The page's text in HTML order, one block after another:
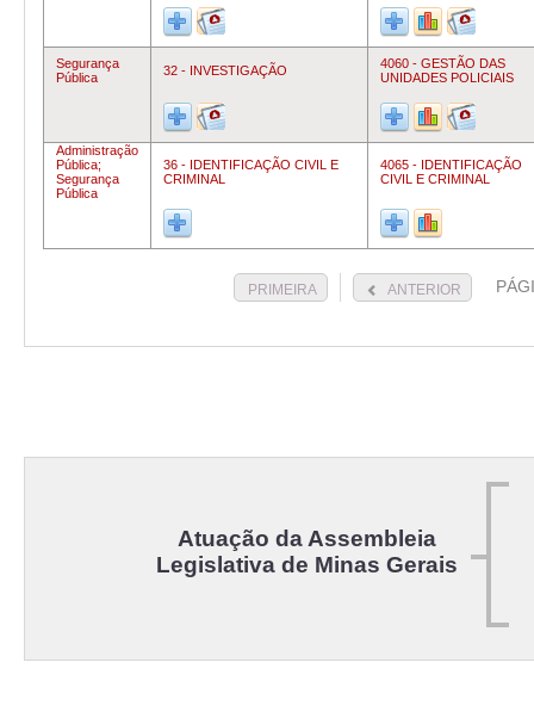
Segurança
Pública
32 - INVESTIGAÇÃO
4060 - GESTÃO DAS
UNIDADES POLICIAIS
Administração
Pública;
Segurança
Pública
36 - IDENTIFICAÇÃO CIVIL E
CRIMINAL
4065 - IDENTIFICAÇÃO
CIVIL E CRIMINAL
PRIMEIRA ANTERIOR
Atuação da Assembleia
Legislativa de Minas Gerais